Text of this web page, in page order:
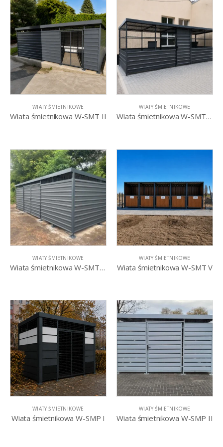
WIATY ŚMIETNIKOWE
Wiata śmietnikowa W-SMT II
WIATY ŚMIETNIKOWE
Wiata śmietnikowa W-SMT III
WIATY ŚMIETNIKOWE
Wiata śmietnikowa W-SMT IV
WIATY ŚMIETNIKOWE
Wiata śmietnikowa W-SMT V
WIATY ŚMIETNIKOWE
Wiata śmietnikowa W-SMP I
WIATY ŚMIETNIKOWE
Wiata śmietnikowa W-SMP II